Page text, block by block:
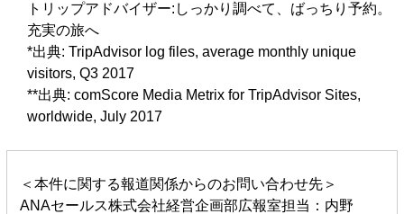
トリップアドバイザー:しっかり調べて、ばっちり予約。
充実の旅へ
*出典: TripAdvisor log files, average monthly unique
visitors, Q3 2017
**出典: comScore Media Metrix for TripAdvisor Sites,
worldwide, July 2017
＜本件に関する報道関係からのお問い合わせ先＞
ANAセールス株式会社経営企画部広報室担当：内野